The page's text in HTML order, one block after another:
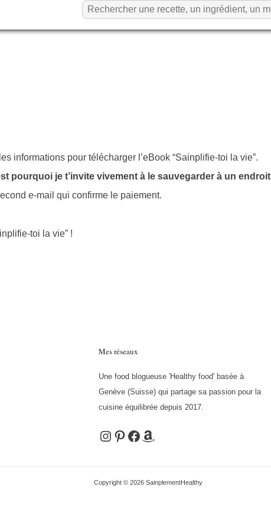
informations pour télécharger l’eBook “Sainplifie-toi la vie”.
pourquoi je t’invite vivement à le sauvegarder à un endroit
e-mail qui confirme le paiement.
toi la vie” !
Mes réseaux
Une food blogueuse 'Healthy food' basée à
Genève (Suisse) qui partage sa passion pour la
cuisine équilibrée depuis 2017.
Instagram
Pinterest
Facebook
Amazon
Copyright © 2026 SainplementHealthy